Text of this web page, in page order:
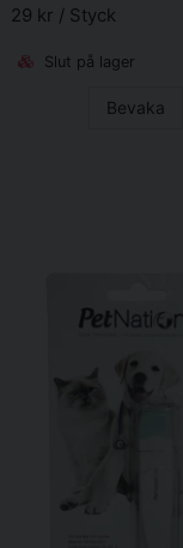
29 kr / Styck
Slut på lager
Bevaka